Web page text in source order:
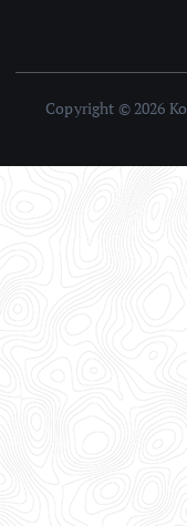
Copyright © 2026